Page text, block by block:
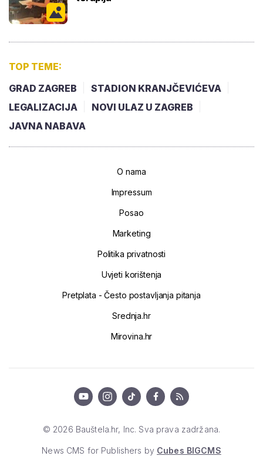
TOP TEME:
GRAD ZAGREB
STADION KRANJČEVIĆEVA
LEGALIZACIJA
NOVI ULAZ U ZAGREB
JAVNA NABAVA
O nama
Impressum
Posao
Marketing
Politika privatnosti
Uvjeti korištenja
Pretplata - Često postavljanja pitanja
Srednja.hr
Mirovina.hr
© 2026 Bauštela.hr, Inc. Sva prava zadržana.
News CMS for Publishers by Cubes BIGCMS